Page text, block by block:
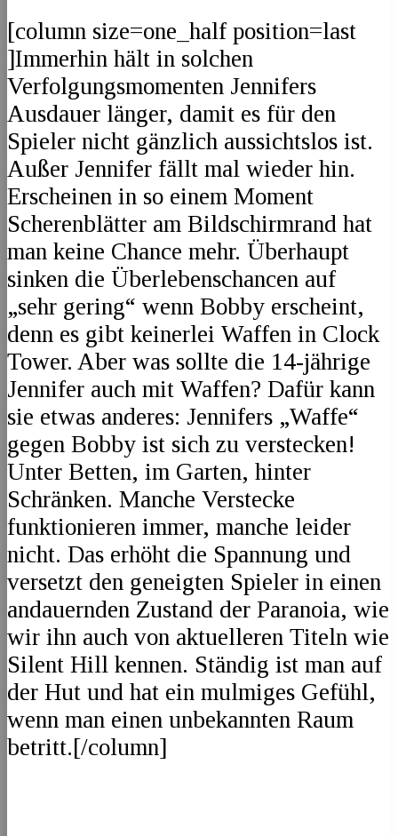
[column size=one_half position=last
]Immerhin hält in solchen
Verfolgungsmomenten Jennifers
Ausdauer länger, damit es für den
Spieler nicht gänzlich aussichtslos ist.
Außer Jennifer fällt mal wieder hin.
Erscheinen in so einem Moment
Scherenblätter am Bildschirmrand hat
man keine Chance mehr. Überhaupt
sinken die Überlebenschancen auf
„sehr gering“ wenn Bobby erscheint,
denn es gibt keinerlei Waffen in Clock
Tower. Aber was sollte die 14-jährige
Jennifer auch mit Waffen? Dafür kann
sie etwas anderes: Jennifers „Waffe“
gegen Bobby ist sich zu verstecken!
Unter Betten, im Garten, hinter
Schränken. Manche Verstecke
funktionieren immer, manche leider
nicht. Das erhöht die Spannung und
versetzt den geneigten Spieler in einen
andauernden Zustand der Paranoia, wie
wir ihn auch von aktuelleren Titeln wie
Silent Hill kennen. Ständig ist man auf
der Hut und hat ein mulmiges Gefühl,
wenn man einen unbekannten Raum
betritt.[/column]